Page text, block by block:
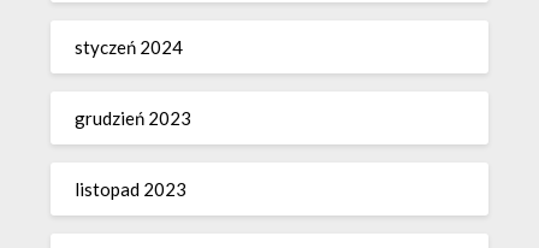
styczeń 2024
grudzień 2023
listopad 2023